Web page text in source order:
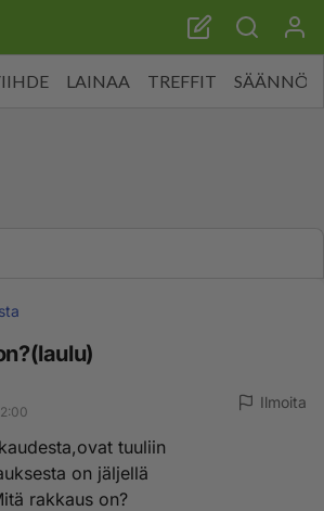
LAINAA TREFFIT SÄÄNNÖT
Ilmoita
tuuliin
on jäljellä
rakkaus on?